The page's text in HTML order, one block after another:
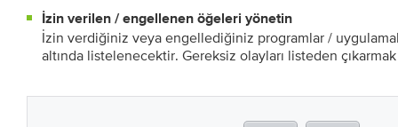
İzin verilen / engellenen öğeleri yönetin
İzin verdiğiniz veya engellediğiniz programlar /
altında listelenecektir. Gereksiz olayları listeden